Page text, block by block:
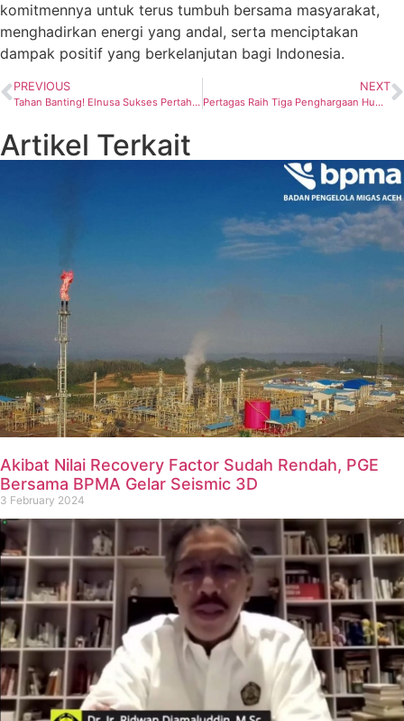
komitmennya untuk terus tumbuh bersama masyarakat,
menghadirkan energi yang andal, serta menciptakan
dampak positif yang berkelanjutan bagi Indonesia.
PREVIOUS
Tahan Banting! Elnusa Sukses Pertahankan Peringkat Elit idAA+ dari PEFINDO
NEXT
Pertagas Raih Tiga Penghargaan Human Capital Award 2026
Artikel Terkait
Akibat Nilai Recovery Factor Sudah Rendah, PGE
Bersama BPMA Gelar Seismic 3D
3 February 2024